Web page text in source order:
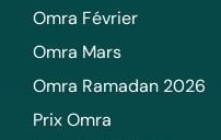
Omra Février
Omra Mars
Omra Ramadan 2026
Prix Omra